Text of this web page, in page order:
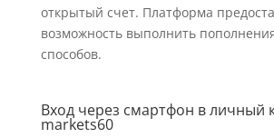
открытый счет. Платформа
возможность выполнить
способов.
Вход через смартфон в личный
markets60